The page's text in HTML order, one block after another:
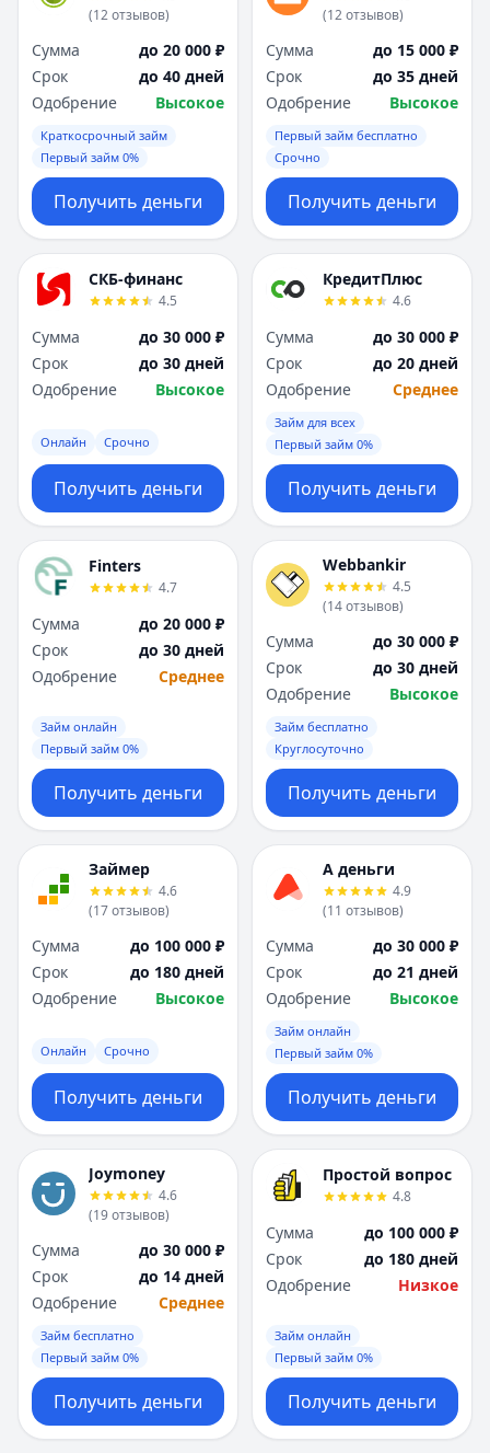
(12отзывов)
Сумма
до 20 000 ₽
Срок
до 40 дней
Одобрение
Высокое
Краткосрочный займ
Первый займ 0%
Получить деньги
(12отзывов)
Сумма
до 15 000 ₽
Срок
до 35 дней
Одобрение
Высокое
Первый займ бесплатно
Срочно
Получить деньги
СКБ-финанс
4.5
Сумма
до 30 000 ₽
Срок
до 30 дней
Одобрение
Высокое
Онлайн Срочно
Получить деньги
КредитПлюс
4.6
Сумма
до 30 000 ₽
Срок
до 20 дней
Одобрение
Среднее
Займ для всех
Первый займ 0%
Получить деньги
Finters
4.7
Сумма
до 20 000 ₽
Срок
до 30 дней
Одобрение
Среднее
Займ онлайн
Первый займ 0%
Получить деньги
Webbankir
4.5
(14отзывов)
Сумма
до 30 000 ₽
Срок
до 30 дней
Одобрение
Высокое
Займ бесплатно
Круглосуточно
Получить деньги
Займер
4.6
(17отзывов)
Сумма
до 100 000 ₽
Срок
до 180 дней
Одобрение
Высокое
Онлайн Срочно
Получить деньги
А деньги
4.9
(11 отзывов)
Сумма
до 30 000 ₽
Срок
до 21 дней
Одобрение
Высокое
Займ онлайн
Первый займ 0%
Получить деньги
Joymoney
4.6
(19отзывов)
Сумма
до 30 000 ₽
Срок
до 14 дней
Одобрение
Среднее
Займ бесплатно
Первый займ 0%
Получить деньги
Простой вопрос
4.8
Сумма
до 100 000 ₽
Срок
до 180 дней
Одобрение
Низкое
Займ онлайн
Первый займ 0%
Получить деньги